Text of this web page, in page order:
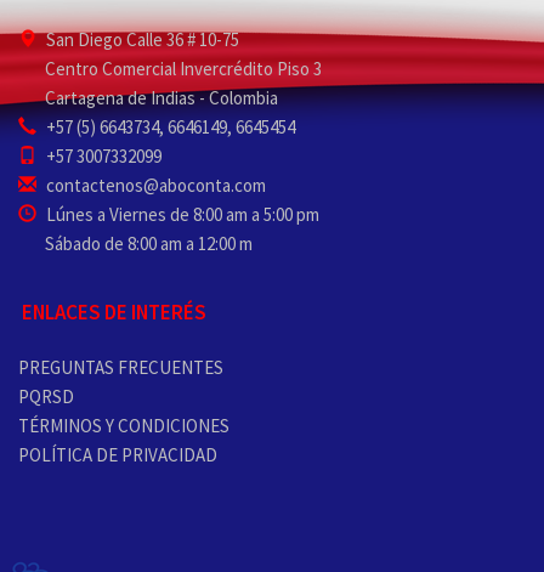
San Diego Calle 36 # 10-75
Centro Comercial Invercrédito Piso 3
Cartagena de Indias - Colombia
+57 (5) 6643734, 6646149, 6645454
+57 3007332099
contactenos@aboconta.com
Lúnes a Viernes de 8:00 am a 5:00 pm
Sábado de 8:00 am a 12:00 m
ENLACES DE INTERÉS
PREGUNTAS FRECUENTES
PQRSD
TÉRMINOS Y CONDICIONES
POLÍTICA DE PRIVACIDAD